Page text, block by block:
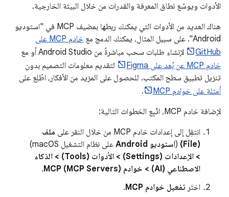
الأدوات ويوسّع نطاق المعرفة والقدرات من خلال البيئة الخارجية.
هناك العديد من الأدوات التي يمكنك ربطها بمضيف MCP في "استوديو
Android". على سبيل المثال، يمكنك الدمج مع
خادم MCP على
GitHub
لإنشاء طلبات سحب مباشرةً من Android Studio أو مع
خادم MCP عن بُعد على Figma
لتقديم معلومات التصميم بدون
تنزيل تطبيق سطح المكتب. للحصول على المزيد من الأفكار، اطّلِع على
أمثلة على خوادم MCP
.
لإضافة خادم MCP، اتّبِع الخطوات التالية:
انتقِل إلى إعدادات خادم MCP من خلال النقر على
ملف
(File)
(استوديو Android
على نظام التشغيل macOS)
> الإعدادات (Settings) > الأدوات (Tools) > الذكاء
الاصطناعي (AI) > خوادم MCP (MCP Servers)
.
اختَر تفعيل خوادم MCP
.